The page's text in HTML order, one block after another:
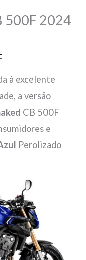
500F 2024
à excelente
a versão
CB 500F
e
Perolizado